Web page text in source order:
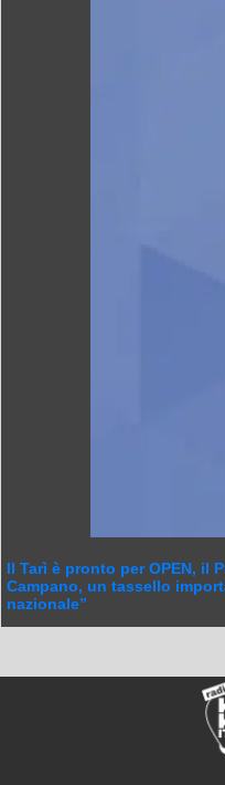
Il Tarì è pronto per OPEN, il
Campano, un tassello
nazionale”